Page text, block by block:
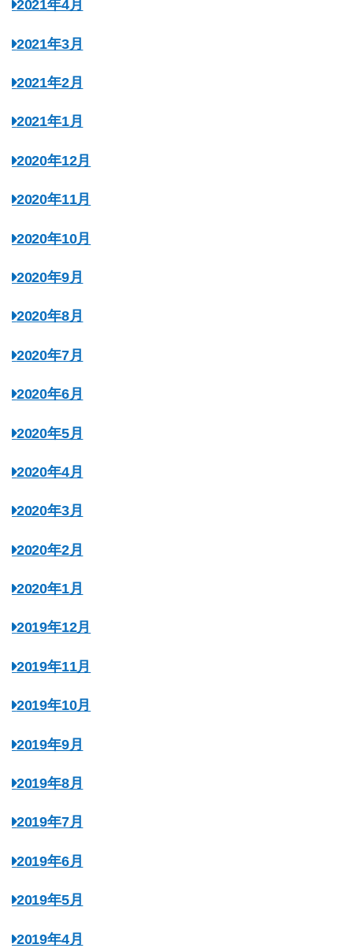
2021年4月
2021年3月
2021年2月
2021年1月
2020年12月
2020年11月
2020年10月
2020年9月
2020年8月
2020年7月
2020年6月
2020年5月
2020年4月
2020年3月
2020年2月
2020年1月
2019年12月
2019年11月
2019年10月
2019年9月
2019年8月
2019年7月
2019年6月
2019年5月
2019年4月